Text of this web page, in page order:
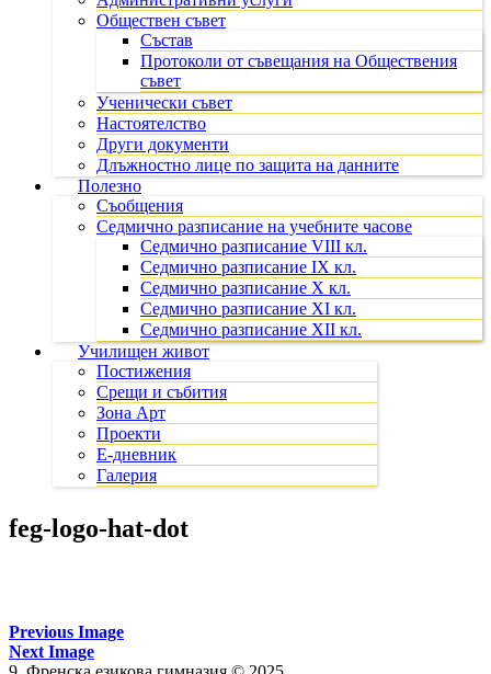
Обществен съвет
Състав
Протоколи от съвещания на Обществения
съвет
Ученически съвет
Настоятелство
Други документи
Длъжностно лице по защита на данните
Полезно
Съобщения
Седмично разписание на учебните часове
Седмично разписание VIII кл.
Седмично разписание IX кл.
Седмично разписание X кл.
Седмично разписание XI кл.
Седмично разписание XII кл.
Училищен живот
Постижения
Срещи и събития
Зона Арт
Проекти
Е-дневник
Галерия
feg-logo-hat-dot
Previous Image
Next Image